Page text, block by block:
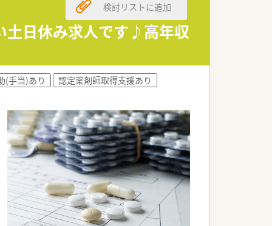
日休み求人です♪高年収
検討リストに追加
(手当)あり 認定薬剤師取得支援あり